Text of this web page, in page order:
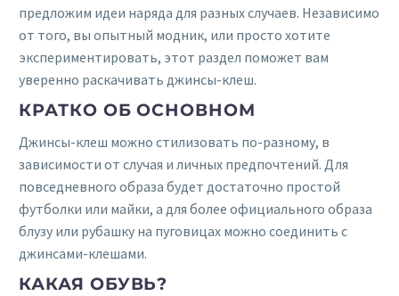
предложим идеи наряда для разных случаев. Независимо
от того, вы опытный модник, или просто хотите
экспериментировать, этот раздел поможет вам
уверенно раскачивать джинсы-клеш.
КРАТКО ОБ ОСНОВНОМ
Джинсы-клеш можно стилизовать по-разному, в
зависимости от случая и личных предпочтений. Для
повседневного образа будет достаточно простой
футболки или майки, а для более официального образа
блузу или рубашку на пуговицах можно соединить с
джинсами-клешами.
КАКАЯ ОБУВЬ?